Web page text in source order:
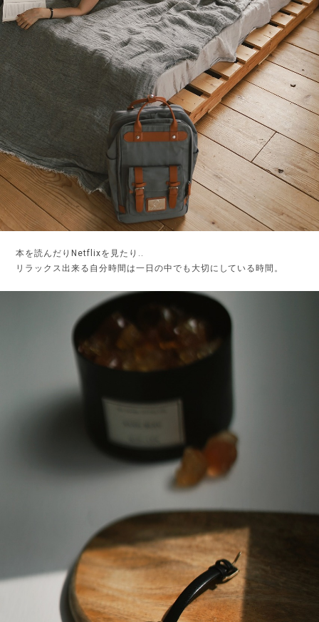
本を読んだりNetflixを見たり..
リラックス出来る自分時間は一日の中でも大切にしている時間。